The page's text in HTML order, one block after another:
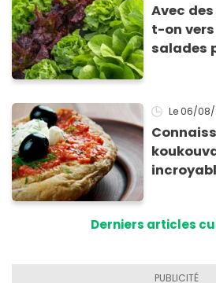
Avec
t-on vers
salades
Le 06/
Derniers articles